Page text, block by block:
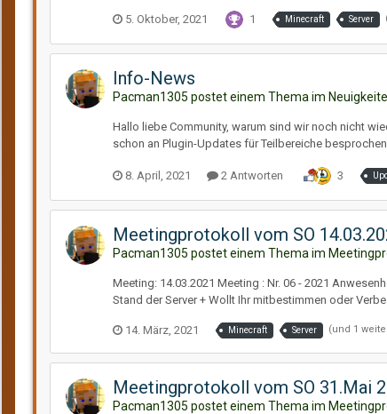
5. Oktober, 2021 1 Minecraft Server
Info-News
Pacman1305 postet einem Thema im
Hallo liebe Community, warum sind wir noch nicht
schon an Plugin-Updates für Teilbereiche
8. April, 2021 2 Antworten 3
Meetingprotokoll vom SO
Pacman1305 postet einem Thema im
Meeting: 14.03.2021 Meeting : Nr. 06 - 2021
Stand der Server + Wollt Ihr mitbestimmen oder
14. März, 2021 Minecraft Server (und 1
Meetingprotokoll vom SO 31.Mai
Pacman1305 postet einem Thema im